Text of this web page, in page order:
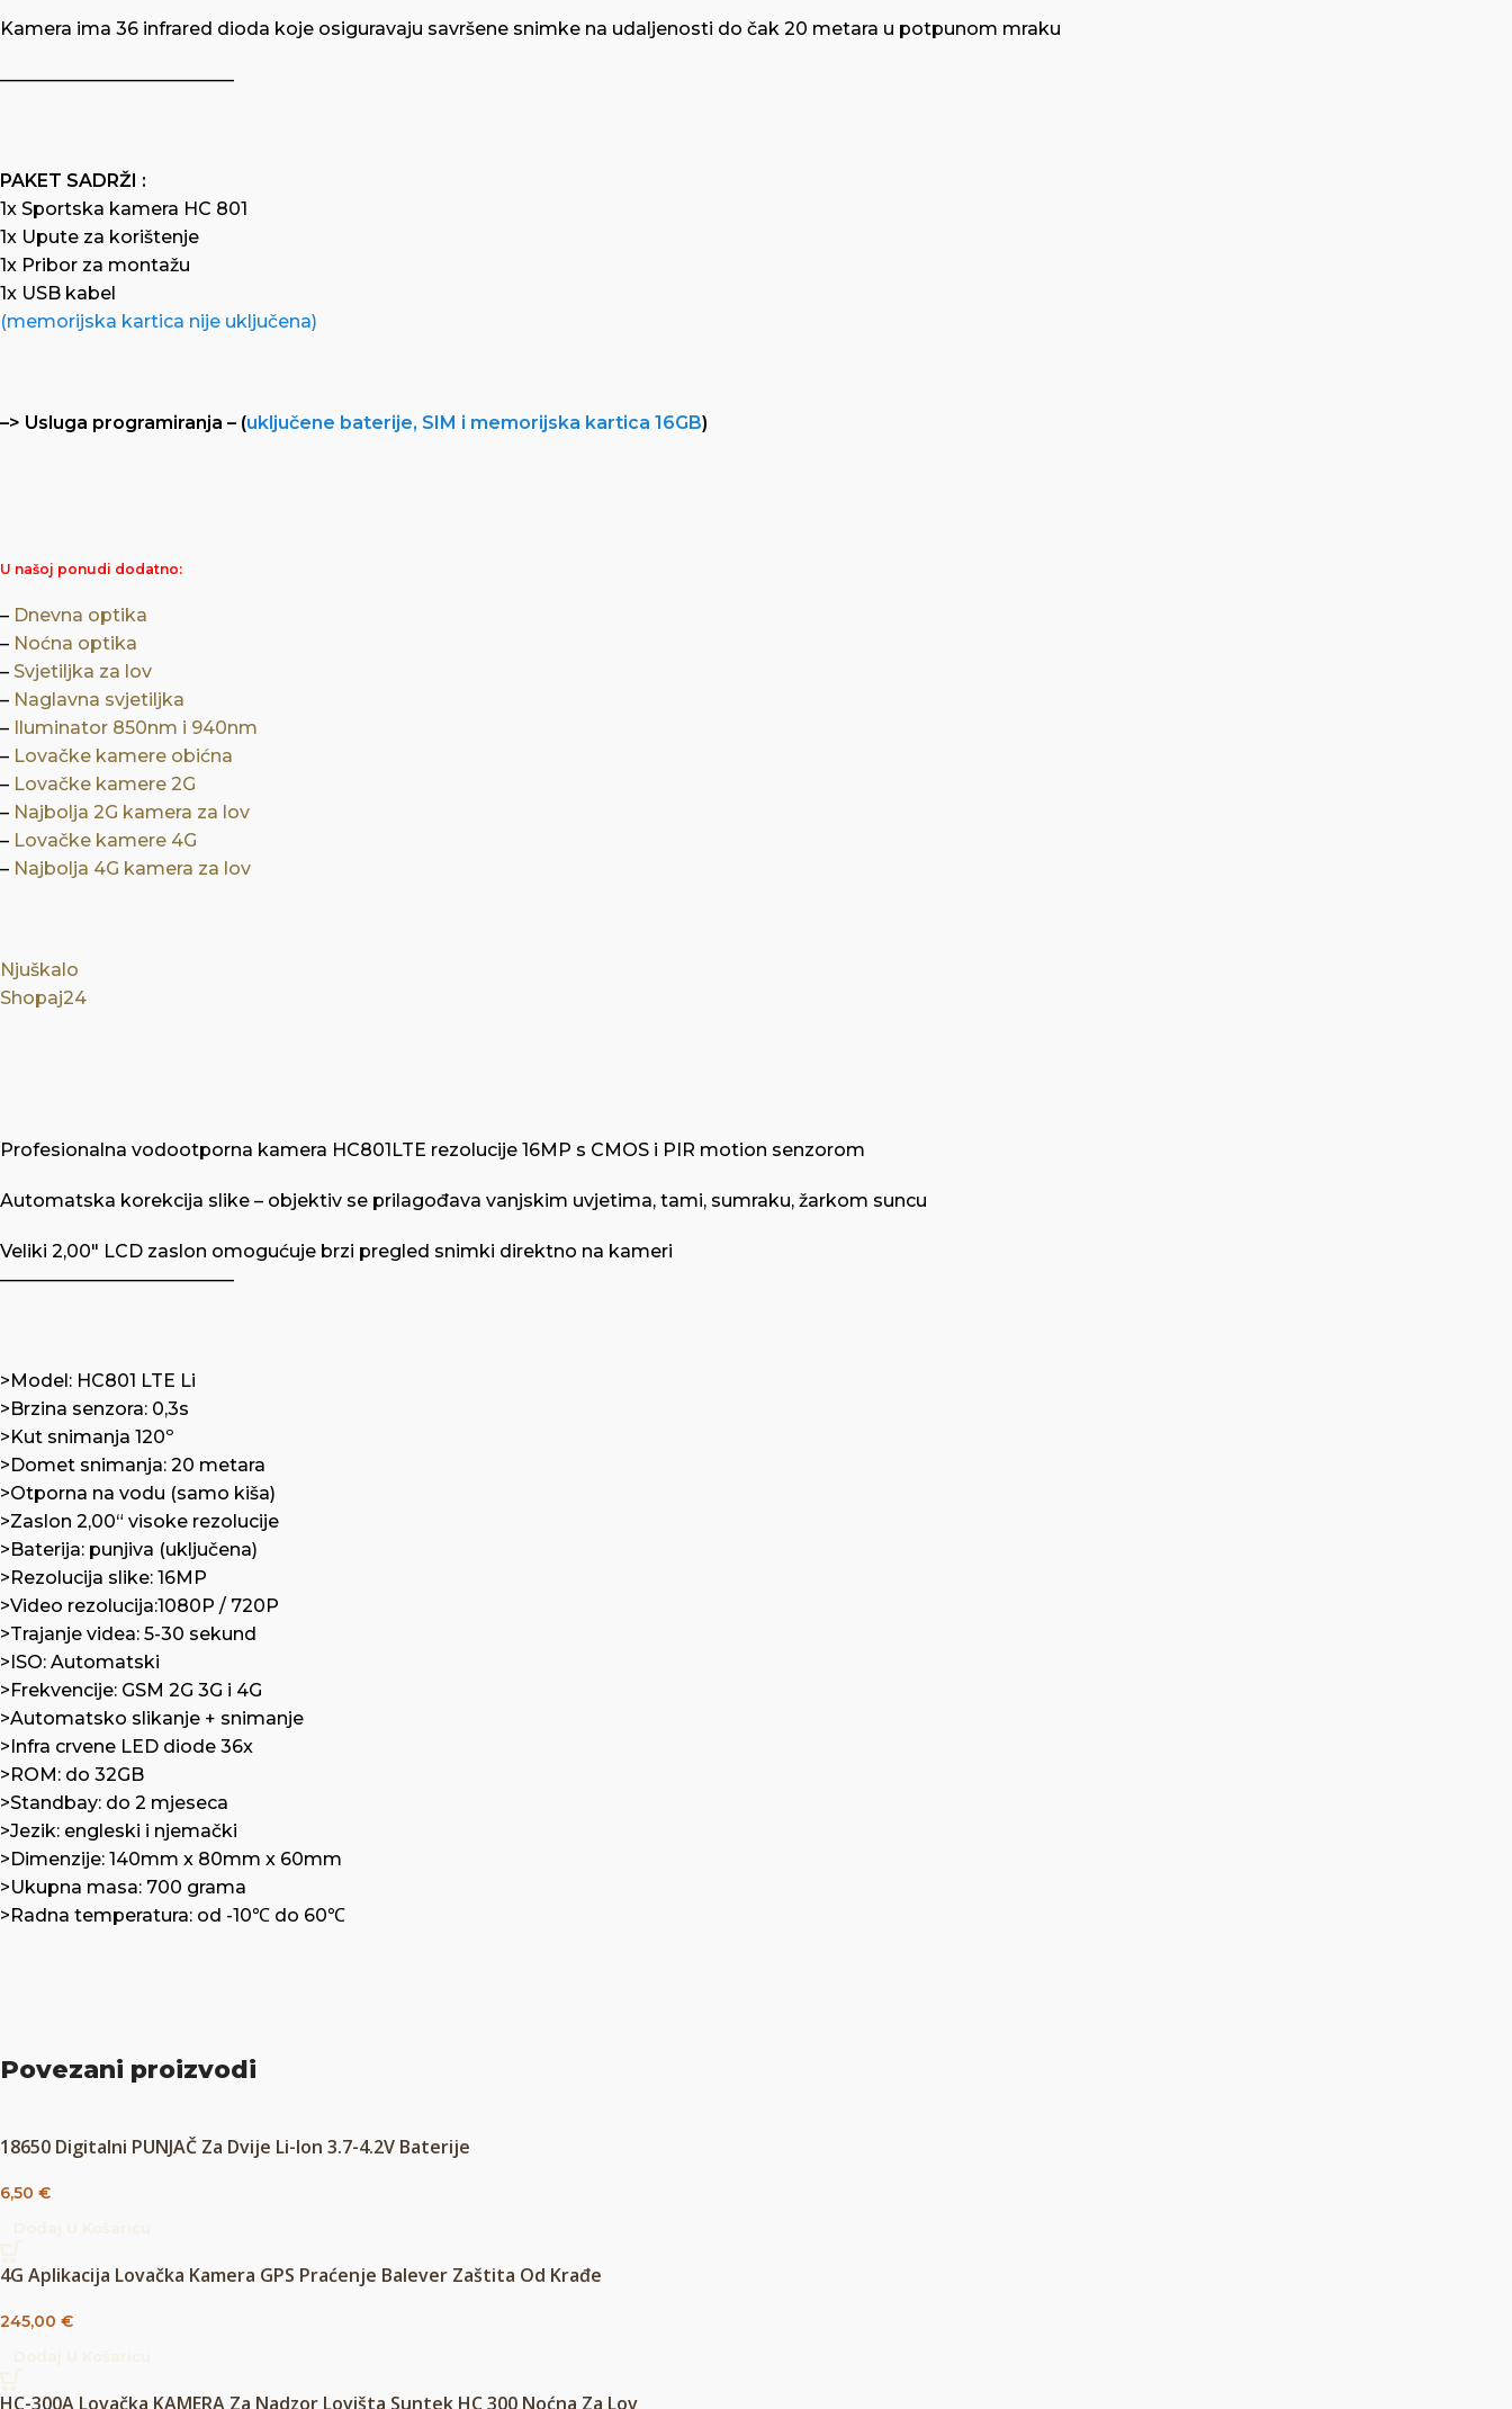
Kamera ima 36 infrared dioda koje osiguravaju savršene snimke na udaljenosti do čak 20 metara u potpunom mraku
—————————————
PAKET SADRŽI :
1x Sportska kamera HC 801
1x Upute za korištenje
1x Pribor za montažu
1x USB kabel
(memorijska kartica nije uključena)
–> Usluga programiranja – (uključene baterije, SIM i memorijska kartica 16GB)
U našoj ponudi dodatno:
– Dnevna optika
– Noćna optika
– Svjetiljka za lov
– Naglavna svjetiljka
– Iluminator 850nm i 940nm
– Lovačke kamere obićna
– Lovačke kamere 2G
– Najbolja 2G kamera za lov
– Lovačke kamere 4G
– Najbolja 4G kamera za lov
Njuškalo
Shopaj24
Profesionalna vodootporna kamera HC801LTE rezolucije 16MP s CMOS i PIR motion senzorom
Automatska korekcija slike – objektiv se prilagođava vanjskim uvjetima, tami, sumraku, žarkom suncu
Veliki 2,00″ LCD zaslon omogućuje brzi pregled snimki direktno na kameri
—————————————
>Model: HC801 LTE Li
>Brzina senzora: 0,3s
>Kut snimanja 120º
>Domet snimanja: 20 metara
>Otporna na vodu (samo kiša)
>Zaslon 2,00“ visoke rezolucije
>Baterija: punjiva (uključena)
>Rezolucija slike: 16MP
>Video rezolucija:1080P / 720P
>Trajanje videa: 5-30 sekund
>ISO: Automatski
>Frekvencije: GSM 2G 3G i 4G
>Automatsko slikanje + snimanje
>Infra crvene LED diode 36x
>ROM: do 32GB
>Standbay: do 2 mjeseca
>Jezik: engleski i njemački
>Dimenzije: 140mm x 80mm x 60mm
>Ukupna masa: 700 grama
>Radna temperatura: od -10℃ do 60℃
Povezani proizvodi
18650 Digitalni PUNJAČ Za Dvije Li-Ion 3.7-4.2V Baterije
6,50 €
4G Aplikacija Lovačka Kamera GPS Praćenje Balever Zaštita Od Krađe
245,00 €
HC-300A Lovačka KAMERA Za Nadzor Lovišta Suntek HC 300 Noćna Za Lov